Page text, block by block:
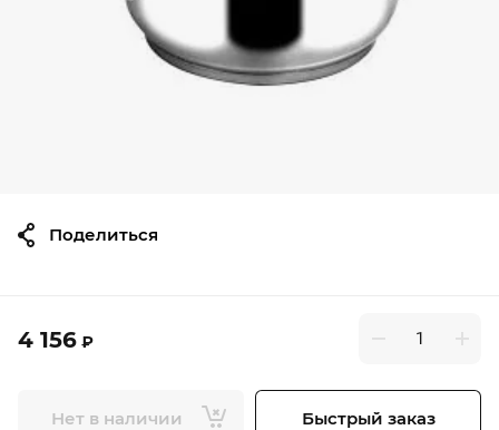
4 156 ₽
Нет в наличии Быстрый заказ
Поделиться